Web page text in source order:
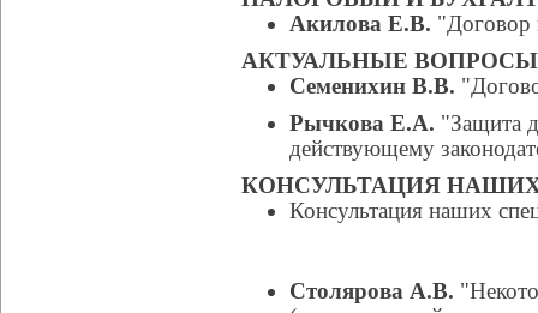
Акилова Е.В. "Договор
АКТУАЛЬНЫЕ
Семенихин В.В.
Рычкова Е.А. "Защита
действующему
КОНСУЛЬТАЦИЯ
Консультация наших
Столярова А.В.